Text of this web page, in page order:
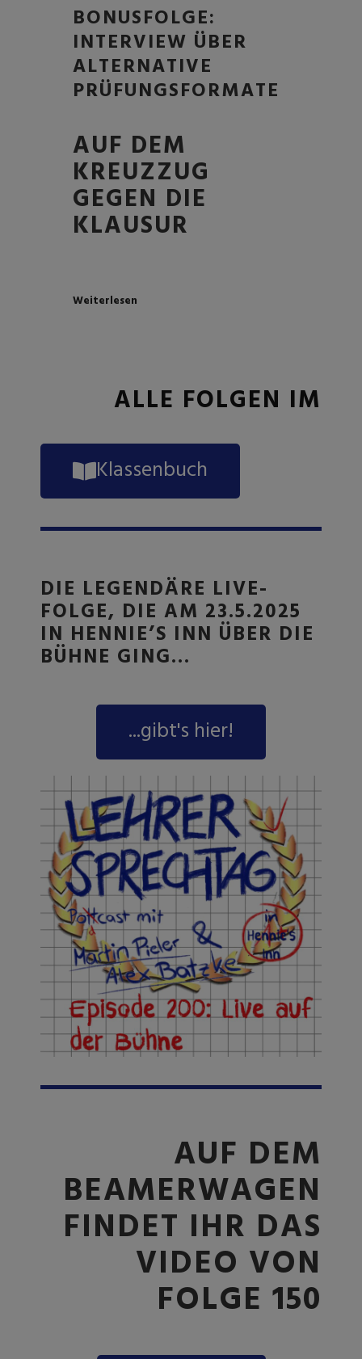
BONUSFOLGE:
INTERVIEW ÜBER
ALTERNATIVE
PRÜFUNGSFORMATE
AUF DEM
KREUZZUG
GEGEN DIE
KLAUSUR
Weiterlesen
ALLE FOLGEN IM
Klassenbuch
DIE LEGENDÄRE LIVE-
FOLGE, DIE AM 23.5.2025
IN HENNIE’S INN ÜBER DIE
BÜHNE GING…
...gibt's hier!
AUF DEM
BEAMERWAGEN
FINDET IHR DAS
VIDEO VON
FOLGE 150